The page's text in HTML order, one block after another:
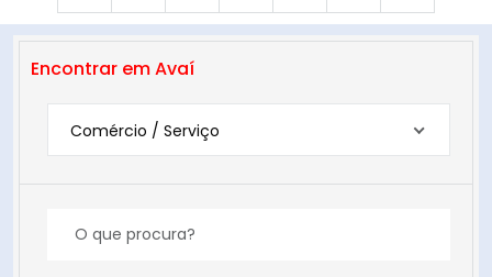
Encontrar em Avaí
Comércio / Serviço